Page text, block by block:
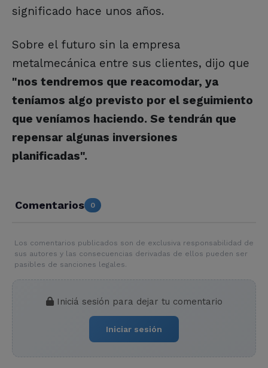
significado hace unos años.
Sobre el futuro sin la empresa
metalmecánica entre sus clientes, dijo que
"nos tendremos que reacomodar, ya
teníamos algo previsto por el seguimiento
que veníamos haciendo. Se tendrán que
repensar algunas inversiones
planificadas".
Comentarios 0
Los comentarios publicados son de exclusiva responsabilidad de
sus autores y las consecuencias derivadas de ellos pueden ser
pasibles de sanciones legales.
Iniciá sesión para dejar tu comentario
Iniciar sesión